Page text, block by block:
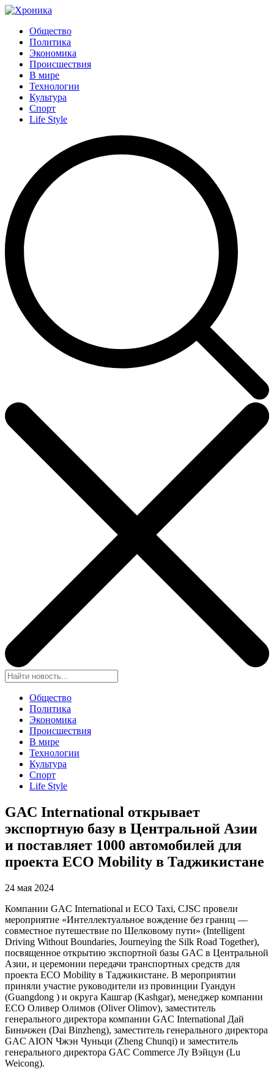
Общество
Политика
Экономика
Происшествия
В мире
Технологии
Культура
Спорт
Life Style
Общество
Политика
Экономика
Происшествия
В мире
Технологии
Культура
Спорт
Life Style
GAC International открывает
экспортную базу в Центральной Азии
и поставляет 1000 автомобилей для
проекта ECO Mobility в Таджикистане
24 мая 2024
Компании GAC International и ECO Taxi, CJSC провели
мероприятие «Интеллектуальное вождение без границ —
совместное путешествие по Шелковому пути» (Intelligent
Driving Without Boundaries, Journeying the Silk Road Together),
посвященное открытию экспортной базы GAC в Центральной
Азии, и церемонии передачи транспортных средств для
проекта ECO Mobility в Таджикистане. В мероприятии
приняли участие руководители из провинции Гуандун
(Guangdong ) и округа Кашгар (Kashgar), менеджер компании
ЕСО Оливер Олимов (Oliver Olimov), заместитель
генерального директора компании GAC International Дай
Биньчжен (Dai Binzheng), заместитель генерального директора
GAC AION Чжэн Чуньци (Zheng Chunqi) и заместитель
генерального директора GAC Commerce Лу Вэйцун (Lu
Weicong).